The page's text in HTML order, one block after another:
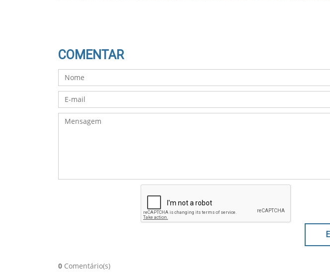
COMENTAR
0 Comentário(s)